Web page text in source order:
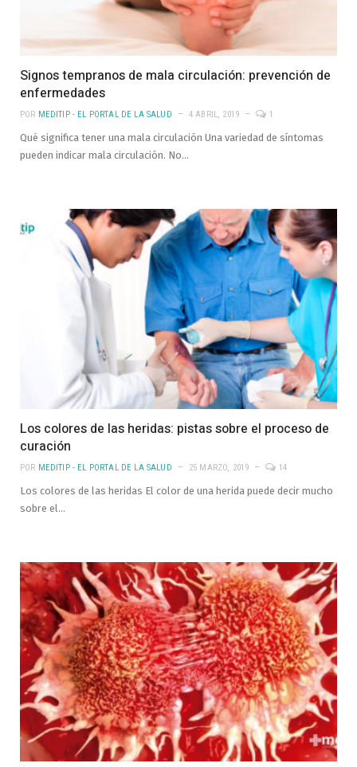
Signos tempranos de mala circulación: prevención de
enfermedades
POR MEDITIP - EL PORTAL DE LA SALUD 4 ABRIL, 2019 1
Qué significa tener una mala circulación Una variedad de síntomas
pueden indicar mala circulación. No…
Los colores de las heridas: pistas sobre el proceso de
curación
POR MEDITIP - EL PORTAL DE LA SALUD 25 MARZO, 2019 14
Los colores de las heridas El color de una herida puede decir mucho
sobre el…